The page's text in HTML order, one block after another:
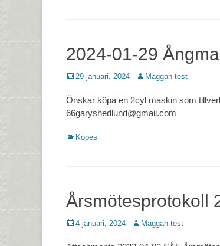
2024-01-29
Postades
29 januari, 2024 Författare
Maggan test
Önskar köpa en 2cyl maskin som
66garyshedlund@gmail.com
Kategorier
Köpes
Årsmötesprotokoll
Postades
4 januari, 2024 Författare
Maggan test